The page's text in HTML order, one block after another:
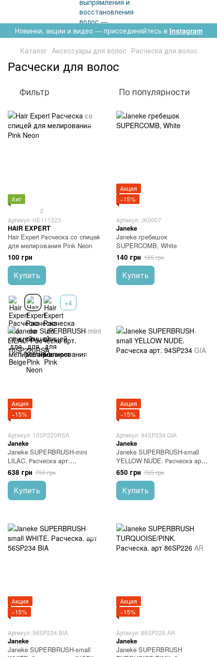
Новинки, акции и видео — присоединяйтесь в Instagram
Каталог Аксессуары для волос Расческа для волос
Расчески для волос
Фильтр По популярности
Хит
2
Артикул: HE111223
HAIR EXPERT
Hair Expert Расческа со спицей
для мелирования Pink Neon
100 грн
Купить
+4
Акция
−15%
Артикул: JK0007
Janeke
Janeke гребешок
SUPERCOMB, White
140 грн 165 грн
Купить
Акция
−15%
Артикул: 10SP220RSA
Janeke
Janeke SUPERBRUSH-mini
LILAC. Расческа арт.
10SP220RSA
638 грн 750 грн
Купить
Акция
−15%
Артикул: 94SP234 GIA
Janeke
Janeke SUPERBRUSH-small
YELLOW NUDE. Расческа арт.
94SP234 GIA
650 грн 765 грн
Купить
Акция
−15%
Артикул: 56SP234 BIA
Janeke
Janeke SUPERBRUSH-small
Акция
−15%
Артикул: 86SP226 AR
Janeke
Janeke SUPERBRUSH